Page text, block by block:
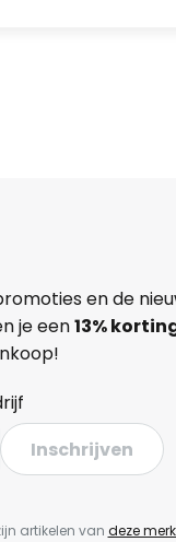
en de
je een13%
Inschrijven
artikelen van deze